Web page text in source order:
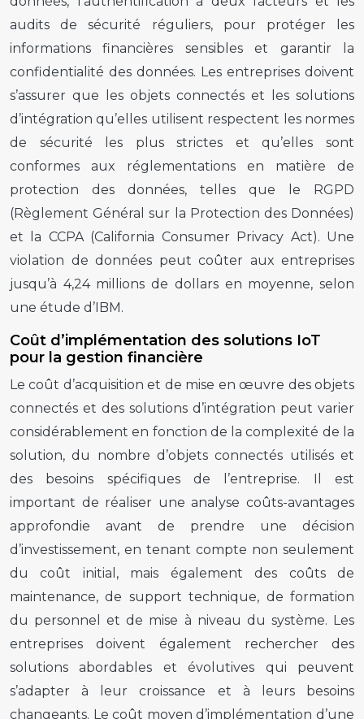
audits de sécurité réguliers, pour protéger les
informations financières sensibles et garantir la
confidentialité des données. Les entreprises doivent
s’assurer que les objets connectés et les solutions
d’intégration qu’elles utilisent respectent les normes
de sécurité les plus strictes et qu’elles sont
conformes aux réglementations en matière de
protection des données, telles que le RGPD
(Règlement Général sur la Protection des Données)
et la CCPA (California Consumer Privacy Act). Une
violation de données peut coûter aux entreprises
jusqu’à 4,24 millions de dollars en moyenne, selon
une étude d’IBM.
Coût d’implémentation des solutions IoT
pour la gestion financière
Le coût d’acquisition et de mise en œuvre des objets
connectés et des solutions d’intégration peut varier
considérablement en fonction de la complexité de la
solution, du nombre d’objets connectés utilisés et
des besoins spécifiques de l’entreprise. Il est
important de réaliser une analyse coûts-avantages
approfondie avant de prendre une décision
d’investissement, en tenant compte non seulement
du coût initial, mais également des coûts de
maintenance, de support technique, de formation
du personnel et de mise à niveau du système. Les
entreprises doivent également rechercher des
solutions abordables et évolutives qui peuvent
s’adapter à leur croissance et à leurs besoins
changeants. Le coût moyen d’implémentation d’une